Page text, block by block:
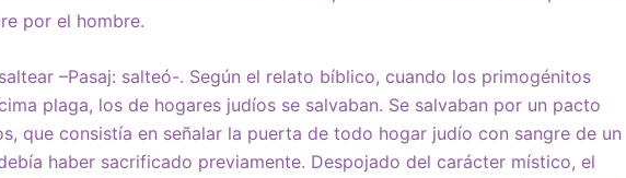
por el hombre.
–Pasaj: salteó-. Según el relato bíblico, cuando los primogénitos
plaga, los de hogares judíos se salvaban. Se salvaban por un pacto
que consistía en señalar la puerta de todo hogar judío con sangre de un
haber sacrificado previamente. Despojado del carácter místico, el